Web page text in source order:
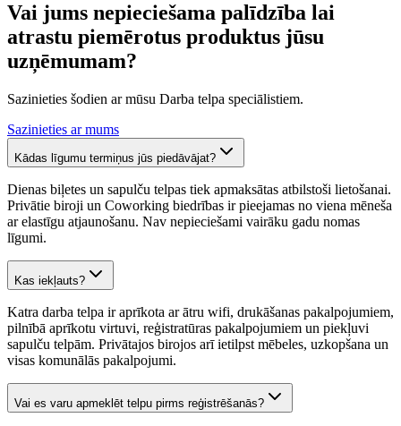
Vai jums nepieciešama palīdzība lai
atrastu piemērotus produktus jūsu
uzņēmumam?
Sazinieties šodien ar mūsu Darba telpa speciālistiem.
Sazinieties ar mums
Kādas līgumu termiņus jūs piedāvājat?
Dienas biļetes un sapulču telpas tiek apmaksātas atbilstoši lietošanai.
Privātie biroji un Coworking biedrības ir pieejamas no viena mēneša
ar elastīgu atjaunošanu. Nav nepieciešami vairāku gadu nomas
līgumi.
Kas iekļauts?
Katra darba telpa ir aprīkota ar ātru wifi, drukāšanas pakalpojumiem,
pilnībā aprīkotu virtuvi, reģistratūras pakalpojumiem un piekļuvi
sapulču telpām. Privātajos birojos arī ietilpst mēbeles, uzkopšana un
visas komunālās pakalpojumi.
Vai es varu apmeklēt telpu pirms reģistrēšanās?